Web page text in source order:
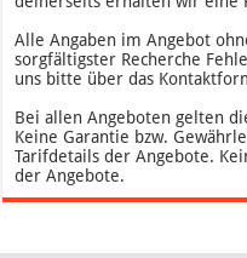
Alle Angaben im Angebot
sorgfältigster Recherche
uns bitte über das
Bei allen Angeboten gelten
Keine Garantie bzw.
Tarifdetails der Angebote.
der Angebote.